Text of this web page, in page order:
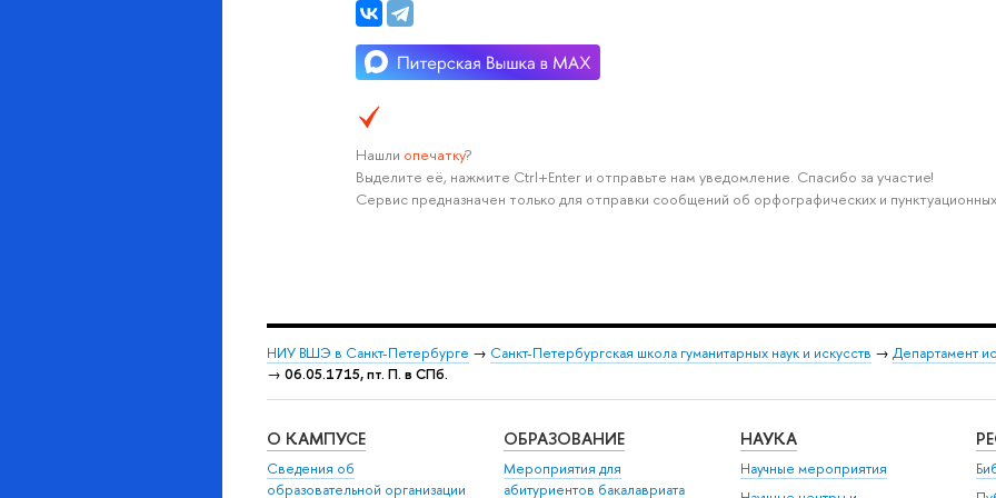
Нашли опечатку?
Выделите её, нажмите Ctrl+Enter и отправьте нам уведомление. Спасибо за участие!
Сервис предназначен только для отправки сообщений об орфографических и
НИУ ВШЭ в Санкт-Петербурге → Санкт-Петербургская школа гуманитарных наук и искусств → Департамент
→ 06.05.1715, пт. П. в СПб.
О КАМПУСЕ
Сведения об
образовательной организации
ОБРАЗОВАНИЕ
Мероприятия для
абитуриентов бакалавриата
НАУКА
Научные мероприятия